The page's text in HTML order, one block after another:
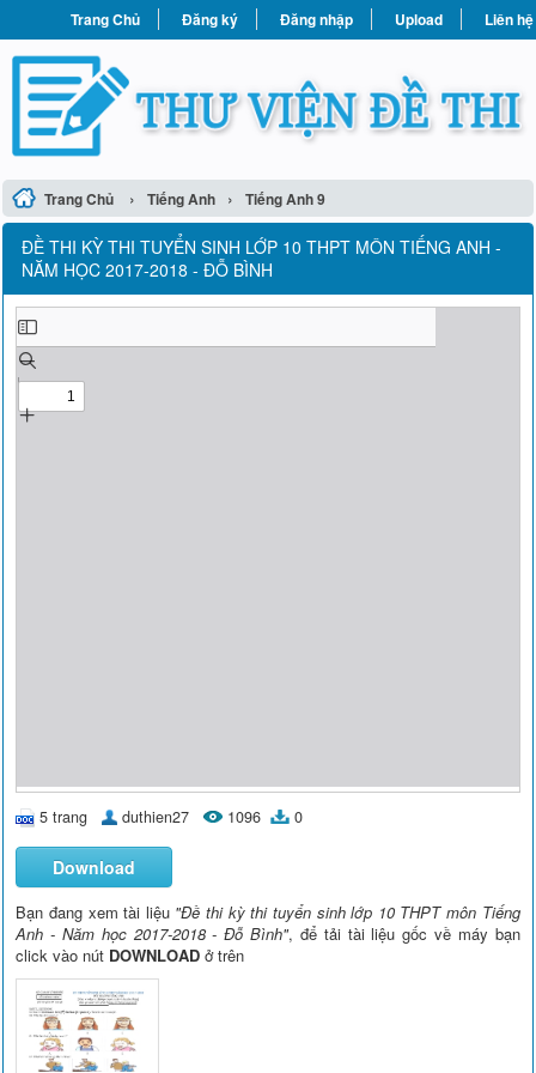
Trang Chủ Đăng ký Đăng nhập Upload Liên hệ
Trang Chủ › Tiếng Anh › Tiếng Anh 9
ĐỀ THI KỲ THI TUYỂN SINH LỚP 10 THPT MÔN TIẾNG ANH -
NĂM HỌC 2017-2018 - ĐỖ BÌNH
5 trang duthien27 1096 0
Download
Bạn đang xem tài liệu "Đề thi kỳ thi tuyển sinh lớp 10 THPT môn Tiếng
Anh - Năm học 2017-2018 - Đỗ Bình", để tải tài liệu gốc về máy bạn
click vào nút DOWNLOAD ở trên